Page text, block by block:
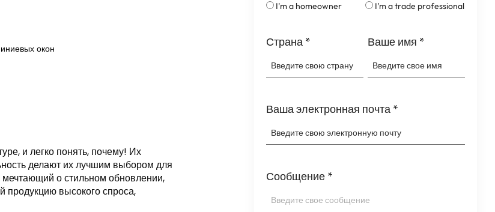
окон
и легко понять, почему! Их
делают их лучшим выбором для
о стильном обновлении,
высокого спроса,
I'm a homeowner I'm a trade professional
Страна * Ваше имя *
Ваша электронная почта *
Сообщение *